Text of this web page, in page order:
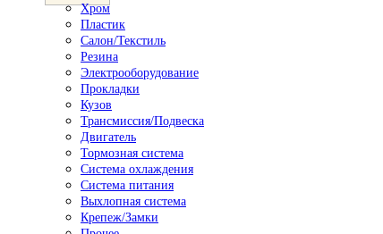
Хром
Пластик
Салон/Текстиль
Резина
Электрооборудование
Прокладки
Кузов
Трансмиссия/Подвеска
Двигатель
Тормозная система
Система охлаждения
Система питания
Выхлопная система
Крепеж/Замки